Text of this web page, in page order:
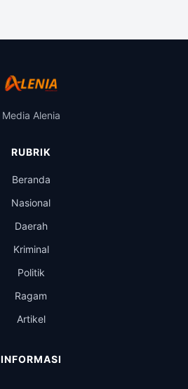
Media Alenia
RUBRIK
Beranda
Nasional
Daerah
Kriminal
Politik
Ragam
Artikel
INFORMASI